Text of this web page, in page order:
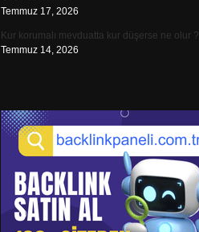
Temmuz 17, 2026
Kur korumalı mevduatta kur düşerse ne olur ?
Temmuz 14, 2026